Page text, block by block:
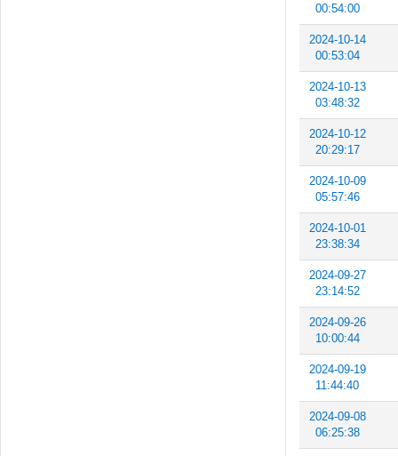
00:54:00
2024-10-14
00:53:04
2024-10-13
03:48:32
2024-10-12
20:29:17
2024-10-09
05:57:46
2024-10-01
23:38:34
2024-09-27
23:14:52
2024-09-26
10:00:44
2024-09-19
11:44:40
2024-09-08
06:25:38